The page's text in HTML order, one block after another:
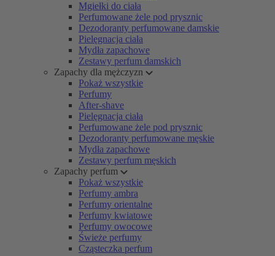
Mgiełki do ciała
Perfumowane żele pod prysznic
Dezodoranty perfumowane damskie
Pielęgnacja ciała
Mydła zapachowe
Zestawy perfum damskich
Zapachy dla mężczyzn
Pokaż wszystkie
Perfumy
After-shave
Pielęgnacja ciała
Perfumowane żele pod prysznic
Dezodoranty perfumowane męskie
Mydła zapachowe
Zestawy perfum męskich
Zapachy perfum
Pokaż wszystkie
Perfumy ambra
Perfumy orientalne
Perfumy kwiatowe
Perfumy owocowe
Świeże perfumy
Cząsteczka perfum